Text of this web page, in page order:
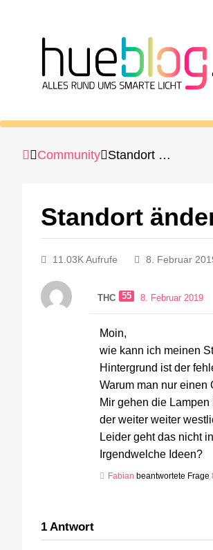
Community Standort ändern
Standort
11.03K Aufrufe 8. Februar
THC 55 8. Februar 2019
Moin,
wie kann ich meinen
Hintergrund ist der
Warum man nur einen
Mir gehen die
der weiter weiter
Leider geht das nicht
Irgendwelche Ideen?
Fabian beantwortete Frage
1 Antwort